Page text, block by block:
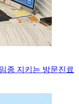
종 지키는 방문진료